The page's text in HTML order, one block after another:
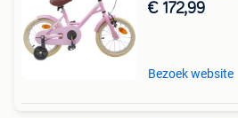
€ 172,99
Bezoek website